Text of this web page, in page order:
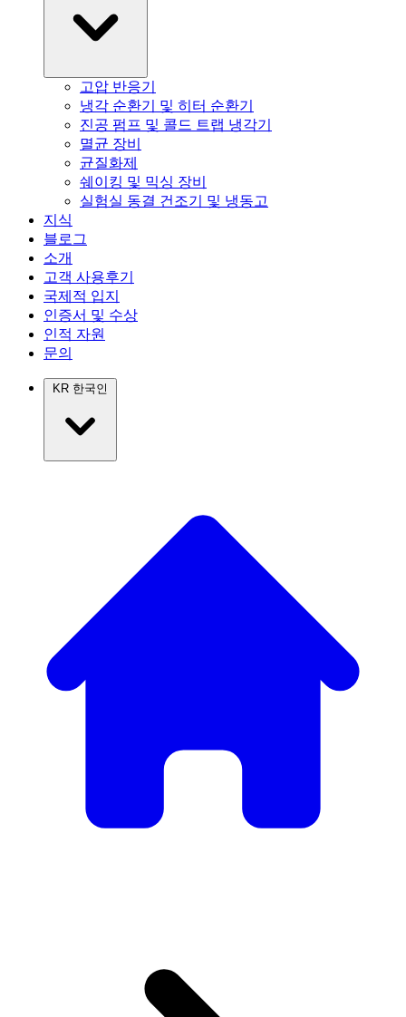
고압 반응기
냉각 순환기 및 히터 순환기
진공 펌프 및 콜드 트랩 냉각기
멸균 장비
균질화제
쉐이킹 및 믹싱 장비
실험실 동결 건조기 및 냉동고
지식
블로그
소개
고객 사용후기
국제적 입지
인증서 및 수상
인적 자원
문의
KR 한국인